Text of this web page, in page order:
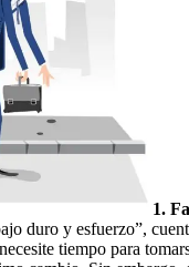
1.
duro y esfuerzo”,
tiempo para